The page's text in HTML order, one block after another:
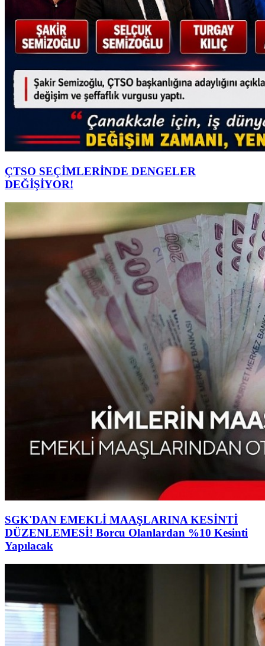
ÇTSO SEÇİMLERİNDE DENGELER
DEĞİŞİYOR!
SGK'DAN EMEKLİ MAAŞLARINA KESİNTİ
DÜZENLEMESİ! Borcu Olanlardan %10 Kesinti
Yapılacak